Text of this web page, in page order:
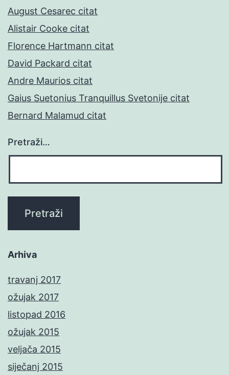
August Cesarec citat
Alistair Cooke citat
Florence Hartmann citat
David Packard citat
Andre Maurios citat
Gaius Suetonius Tranquillus Svetonije citat
Bernard Malamud citat
Pretraži…
Arhiva
travanj 2017
ožujak 2017
listopad 2016
ožujak 2015
veljača 2015
siječanj 2015